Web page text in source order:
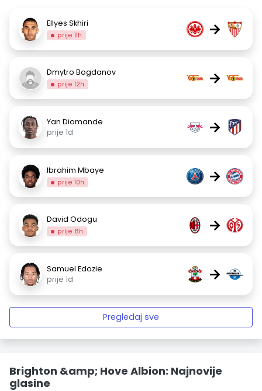
Ellyes Skhiri
prije 11h →
Dmytro Bogdanov
prije 12h →
Yan Diomande
prije 1d
→
Ibrahim Mbaye
prije 10h →
David Odogu
prije 8h →
Samuel Edozie
prije 1d
→
Pregledaj sve
Brighton &amp; Hove Albion: Najnovije
glasine